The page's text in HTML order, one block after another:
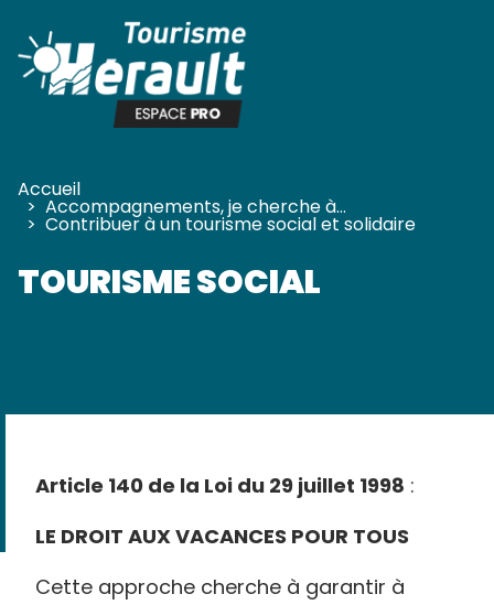
Accueil
> Accompagnements, je cherche à…
> Contribuer à un tourisme social et solidaire
TOURISME SOCIAL
Article 140 de la Loi du 29 juillet 1998 :
LE DROIT AUX VACANCES POUR TOUS
Cette approche cherche à garantir à